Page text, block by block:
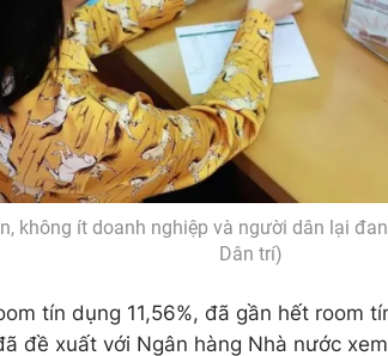
không ít doanh nghiệp và người dân lại
Dân trí)
tín dụng 11,56%, đã gần hết room
đề xuất với Ngân hàng Nhà nước